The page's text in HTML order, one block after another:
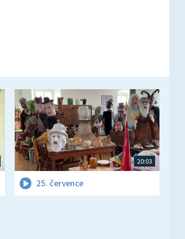
20:03
25. července